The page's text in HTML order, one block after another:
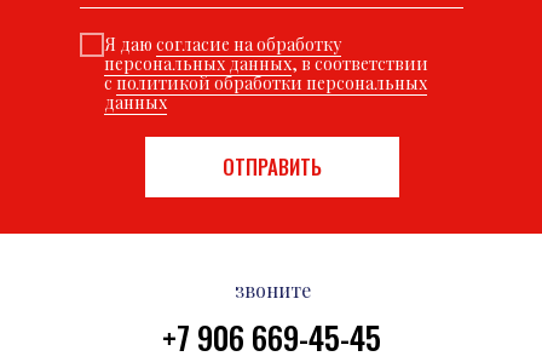
Я даю согласие на обработку
персональных данных, в соответствии
сполитикой обработки персональных
данных
ОТПРАВИТЬ
звоните
+7 906 669-45-45